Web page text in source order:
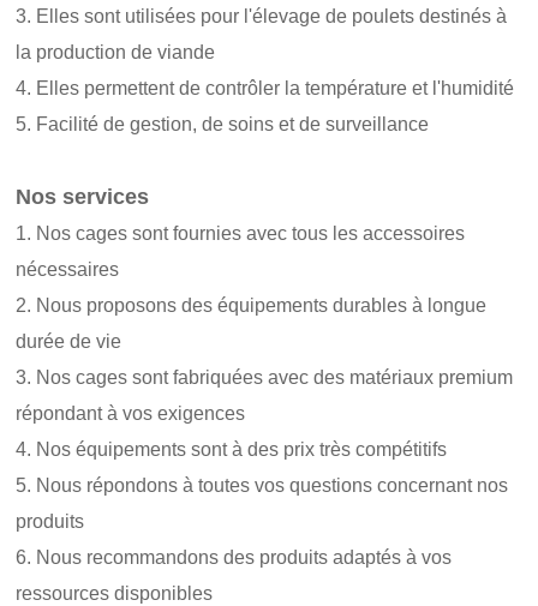
3. Elles sont utilisées pour l'élevage de poulets destinés à
la production de viande
4. Elles permettent de contrôler la température et l'humidité
5. Facilité de gestion, de soins et de surveillance
Nos services
1. Nos cages sont fournies avec tous les accessoires
nécessaires
2. Nous proposons des équipements durables à longue
durée de vie
3. Nos cages sont fabriquées avec des matériaux premium
répondant à vos exigences
4. Nos équipements sont à des prix très compétitifs
5. Nous répondons à toutes vos questions concernant nos
produits
6. Nous recommandons des produits adaptés à vos
ressources disponibles